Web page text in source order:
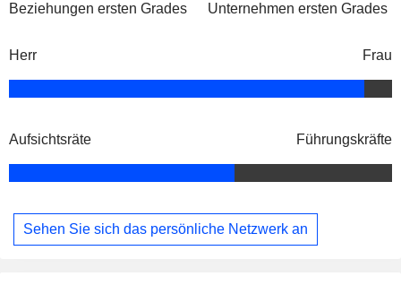
Beziehungen ersten Grades Unternehmen ersten Grades
Herr Frau
Aufsichtsräte Führungskräfte
Sehen Sie sich das persönliche Netzwerk an